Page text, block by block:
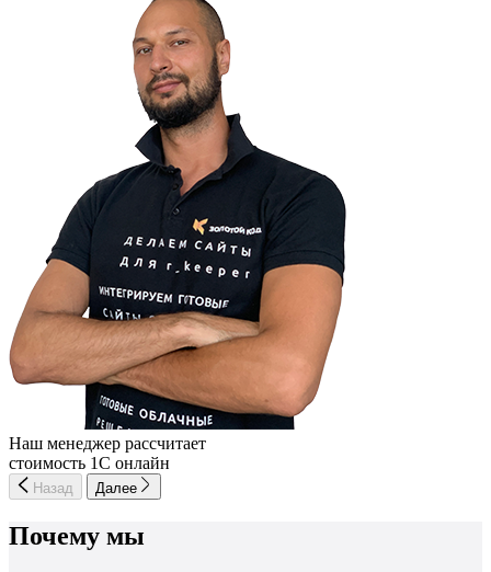
Наш менеджер рассчитает
стоимость 1С онлайн
Назад Далее
Почему мы